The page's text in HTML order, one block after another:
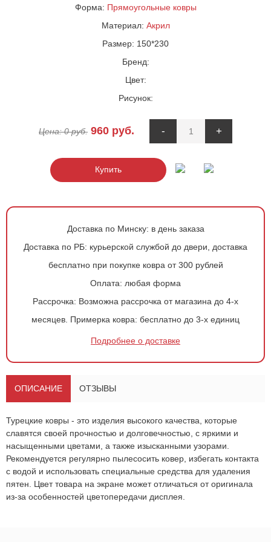
Форма: Прямоугольные ковры
Материал: Акрил
Размер: 150*230
Бренд:
Цвет:
Рисунок:
Цена:0руб. 960 руб. - +
Купить
Доставка по Минску: в день заказа
Доставка по РБ: курьерской службой до двери, доставка
бесплатно при покупке ковра от 300 рублей
Оплата: любая форма
Рассрочка: Возможна рассрочка от магазина до 4-х
месяцев. Примерка ковра: бесплатно до 3-х единиц
Подробнее о доставке
ОПИСАНИЕ ОТЗЫВЫ
Турецкие ковры - это изделия высокого качества, которые
славятся своей прочностью и долговечностью, с яркими и
насыщенными цветами, а также изысканными узорами.
Рекомендуется регулярно пылесосить ковер, избегать контакта
с водой и использовать специальные средства для удаления
пятен. Цвет товара на экране может отличаться от оригинала
из-за особенностей цветопередачи дисплея.
Оформитьзаказ!
-